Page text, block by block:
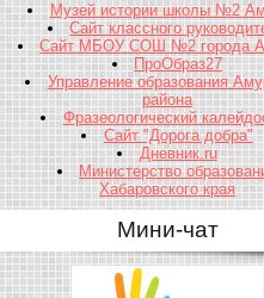
Музей истории школы №2
Сайт классного
Сайт МБОУ СОШ №2 города
ПроОбраз27
Управление образования
района
Фразеологический
Сайт "Дорога добра"
Дневник.ru
Министерство
Хабаровского края
Мини-чат